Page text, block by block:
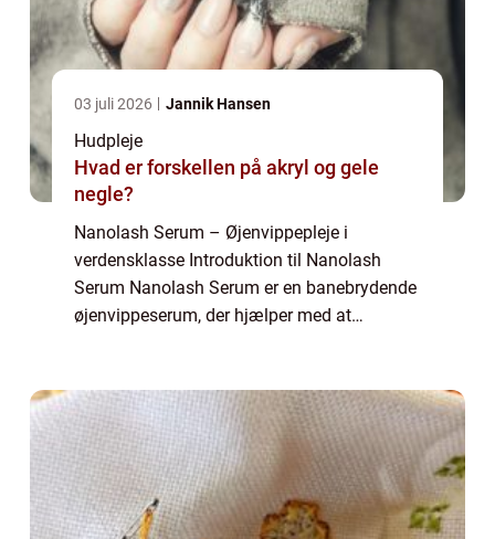
03 juli 2026 Jannik Hansen
Hudpleje
Hvad er forskellen på akryl og gele
negle?
Nanolash Serum – Øjenvippepleje i
verdensklasse Introduktion til Nanolash
Serum Nanolash Serum er en banebrydende
øjenvippeserum, der hjælper med at
produkt er blevet...